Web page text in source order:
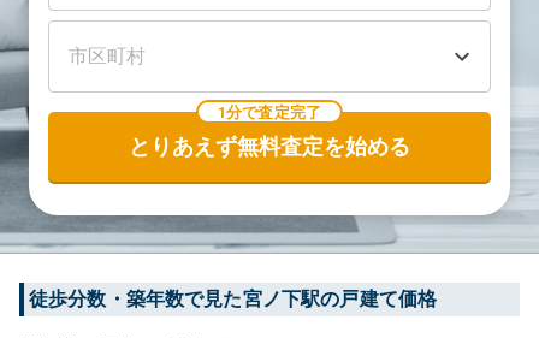
1分で査定完了
とりあえず無料査定を始める
徒歩分数・築年数で見た宮ノ下駅の戸建て価格